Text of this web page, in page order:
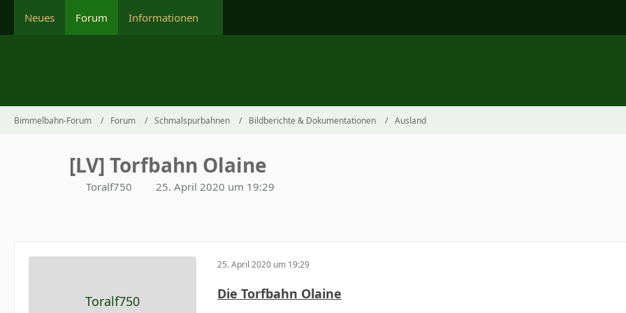
Neues Forum Informationen
Bimmelbahn-Forum Forum Schmalspurbahnen Bildberichte & Dokumentationen Ausland
[LV] Torfbahn Olaine
Toralf750 25. April 2020 um 19:29
Toralf750
25. April 2020 um 19:29
Die Torfbahn Olaine